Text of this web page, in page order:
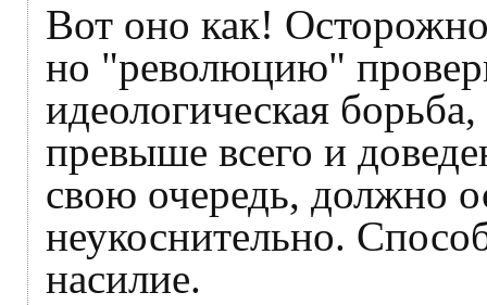
Вот оно как!
но "революцию"
идеологическая
превыше всего и
свою очередь, должно
неукоснительно.
насилие.